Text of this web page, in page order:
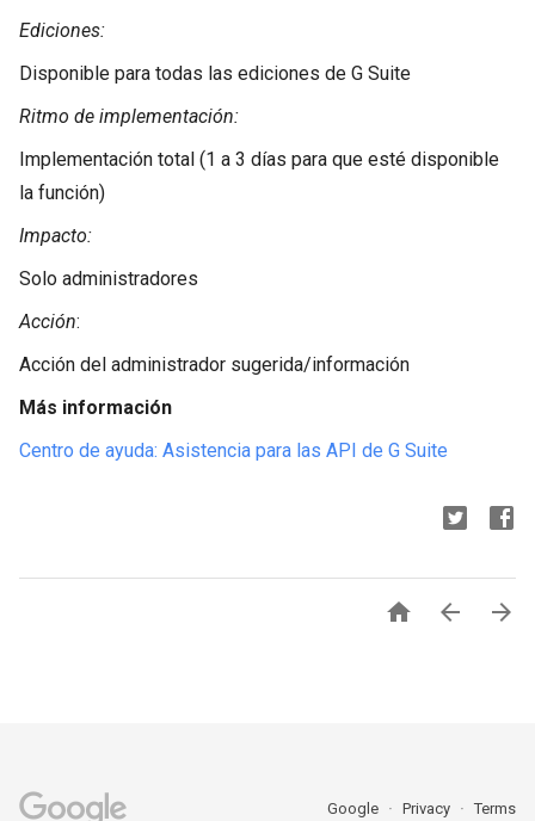
Ediciones:
Disponible para todas las ediciones de G Suite
Ritmo de implementación:
Implementación total (1 a 3 días para que esté disponible
la función)
Impacto:
Solo administradores
Acción:
Acción del administrador sugerida/información
Más información
Centro de ayuda: Asistencia para las API de G Suite
  
Google Privacy Terms